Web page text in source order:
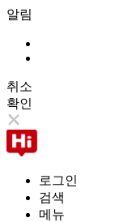
알림
취소
확인
로그인
검색
메뉴